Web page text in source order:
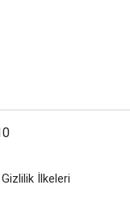
Gizlilik İlkeleri